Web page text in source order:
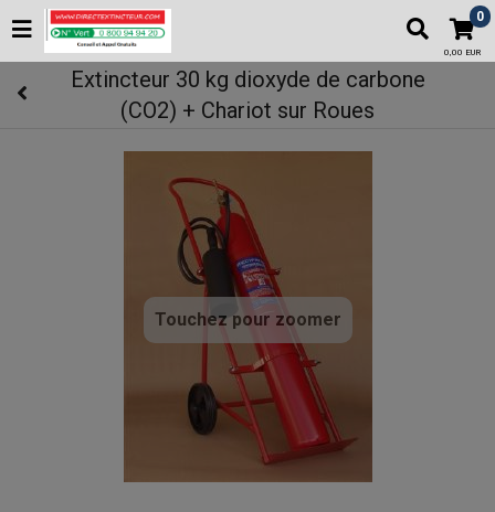
0
0,00 EUR
Extincteur 30 kg dioxyde de carbone
(CO2) + Chariot sur Roues
Touchez pour zoomer